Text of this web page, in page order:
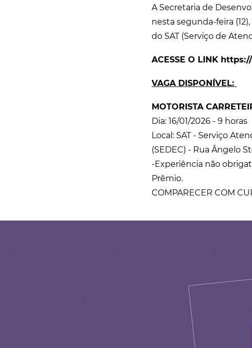
A Secretaria de
nesta segunda-feira
do SAT (Serviço de
ACESSE O LINK https://
VAGA DISPONÍVEL:
MOTORISTA
Dia: 16/01/2026 - 9 horas
Local: SAT - Serviço
(SEDEC) - Rua Ângelo
-Experiência não
Prêmio.
COMPARECER COM